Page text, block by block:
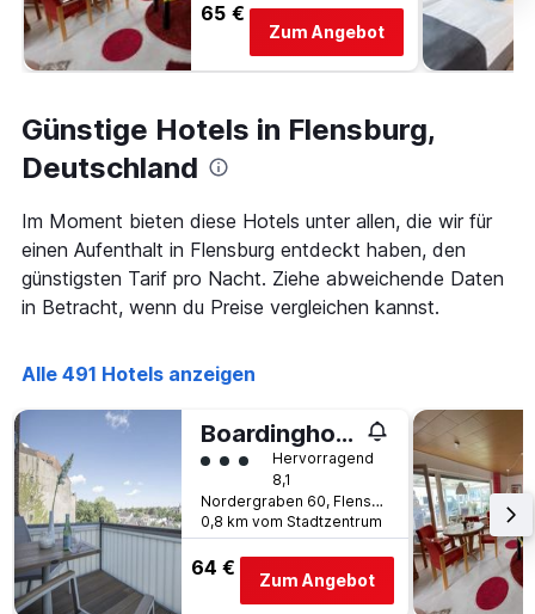
65 €
Zum Angebot
Günstige Hotels in Flensburg,
Deutschland
Im Moment bieten diese Hotels unter allen, die wir für
einen Aufenthalt in Flensburg entdeckt haben, den
günstigsten Tarif pro Nacht. Ziehe abweichende Daten
in Betracht, wenn du Preise vergleichen kannst.
Alle 491 Hotels anzeigen
Boardinghouse Flensburg - by Zimmer Frei! Holidays
Bewertungskategorie 3
Hervorragend
8,1
Nordergraben 60, Flensburg, Schleswig-Holstein, Deutschland
0,8 km vom Stadtzentrum
64 €
Zum Angebot